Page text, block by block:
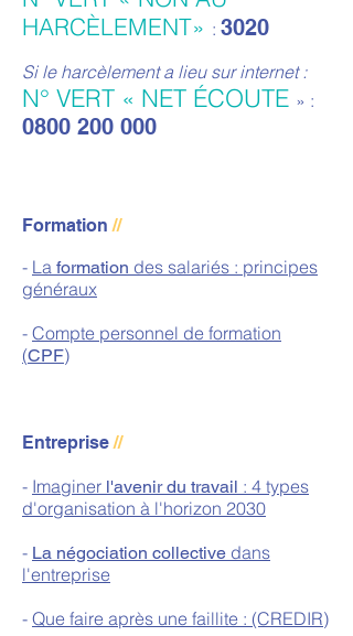
HARCÈLEMENT» : 3020
Si le harcèlement a lieu sur internet :
N° VERT « NET ÉCOUTE » :
0800 200 000
Formation //
- La formation des salariés : principes
généraux
- Compte personnel de formation
(CPF)
Entreprise//
- Imaginer l'avenir du travail : 4 types
d'organisation à l'horizon 2030
- La négociation collective dans
l'entreprise
- Que faire après une faillite : (CREDIR)